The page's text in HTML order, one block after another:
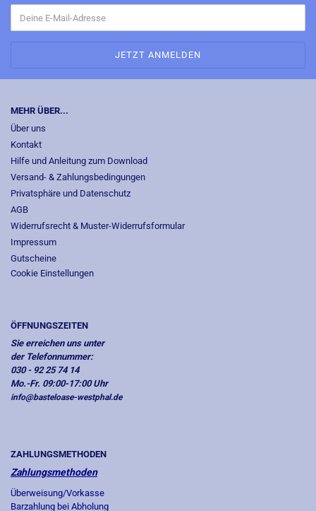
MEHR ÜBER...
Über uns
Kontakt
Hilfe und Anleitung zum Download
Versand- & Zahlungsbedingungen
Privatsphäre und Datenschutz
AGB
Widerrufsrecht & Muster-Widerrufsformular
Impressum
Gutscheine
Cookie Einstellungen
ÖFFNUNGSZEITEN
Sie erreichen uns unter
der Telefonnummer:
030 - 92 25 74 14
Mo.-Fr. 09:00-17:00 Uhr
info@basteloase-westphal.de
ZAHLUNGSMETHODEN
Zahlungsmethoden
Überweisung/Vorkasse
Barzahlung bei Abholung